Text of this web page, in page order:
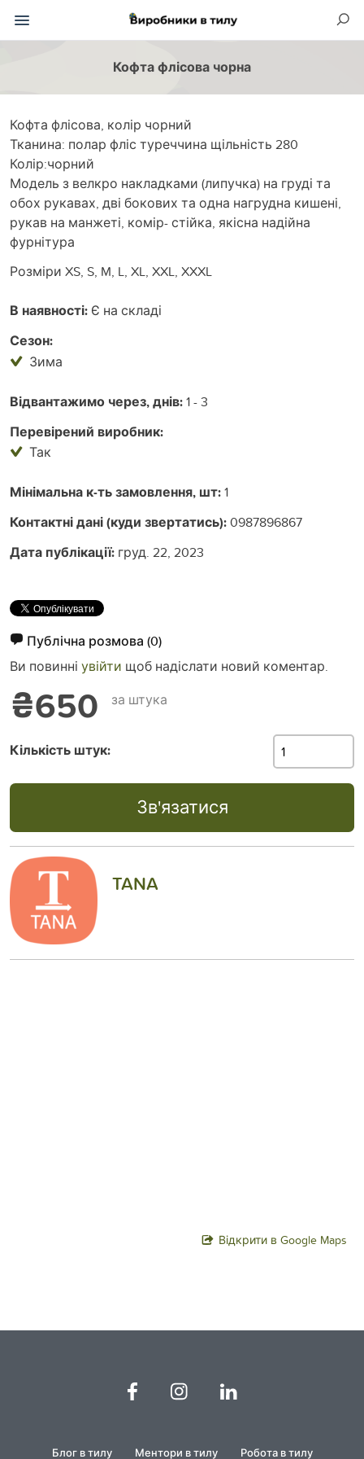
Кофта флісова чорна
Кофта флісова, колір чорний
Тканина: полар фліс туреччина щільність 280
Колір:чорний
Модель з велкро накладками (липучка) на груді та
обох рукавах, дві бокових та одна нагрудна кишені,
рукав на манжеті, комір- стійка, якісна надійна
фурнітура
Розміри XS, S, M, L, XL, XXL, XXXL
В наявності: Є на складі
Сезон:
Зима
Відвантажимо через, днів:1 - 3
Перевірений виробник:
Так
Мінімальна к-ть замовлення, шт:1
Контактні дані (куди звертатись):0987896867
Дата публікації: груд. 22, 2023
Публічна розмова (0)
Ви повинні увійти щоб надіслати новий коментар.
₴650 за штука
Кількість штук:
Зв'язатися
TANA
Відкрити в Google Maps
Блог в тилу Ментори в тилу Робота в тилу